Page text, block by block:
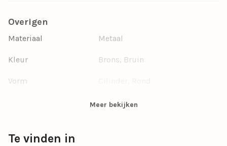
Overigen
Materiaal Metaal
Kleur Brons, Bruin
Vorm
Direct licht, Functioneel, Lezen,
Dimbaar
Meer bekijken
Te vinden in